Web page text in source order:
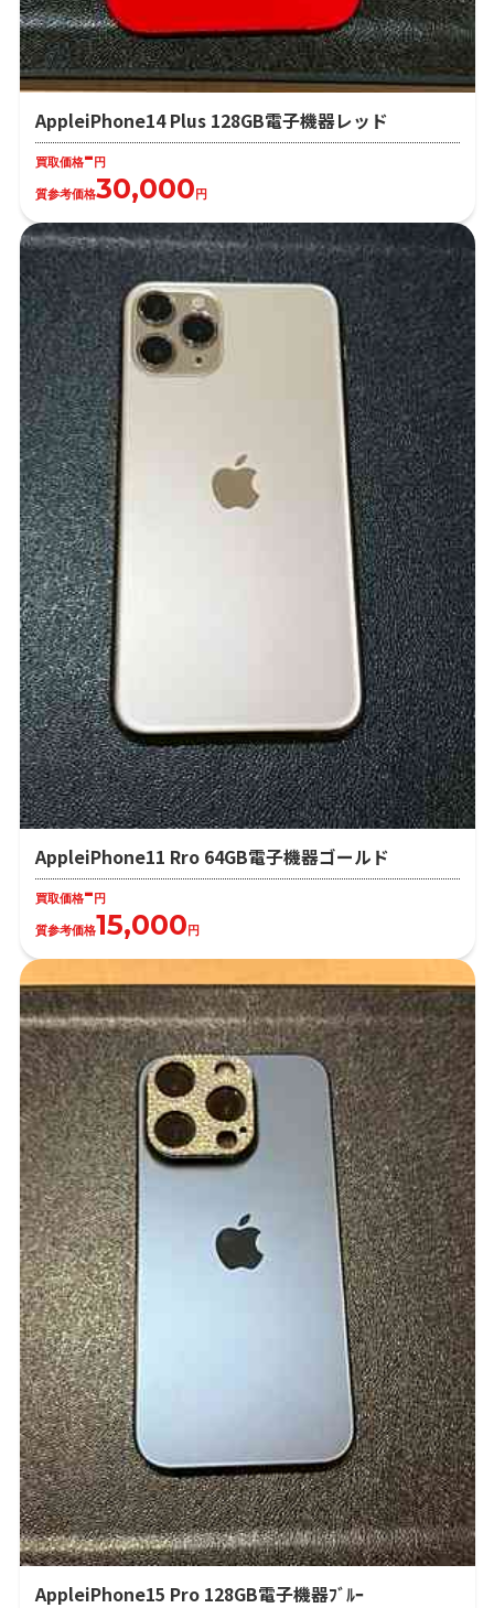
AppleiPhone14 Plus 128GB電子機器レッド
買取価格-円
質参考価格30,000円
AppleiPhone11 Rro 64GB電子機器ゴールド
買取価格- 円
質参考価格15,000 円
AppleiPhone15 Pro 128GB電子機器ﾌﾞﾙｰ